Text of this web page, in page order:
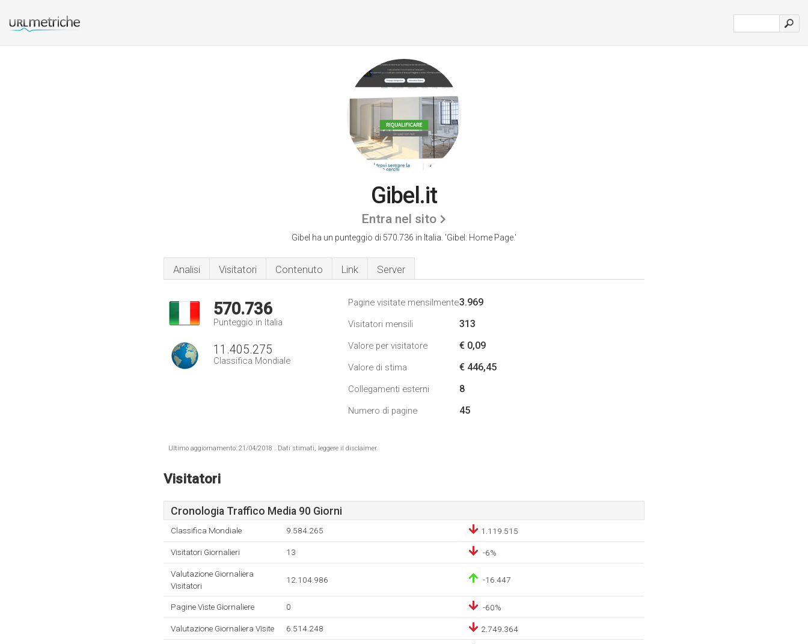
Gibel.it
Entra nel sito
Gibel ha un punteggio di 570.736 in Italia. 'Gibel: Home Page.'
Analisi Visitatori Contenuto Link Server
570.736
Punteggio in Italia
11.405.275
Classifica Mondiale
Pagine visitate mensilmente3.969
Visitatori mensili 313
Valore per visitatore € 0,09
Valore di stima € 446,45
Collegamenti esterni 8
Numero di pagine 45
Ultimo aggiornamento: 21/04/2018 . Dati stimati, leggere il disclaimer.
Visitatori
Cronologia Traffico Media 90 Giorni
Classifica Mondiale 9.584.265 1.119.515
Visitatori Giornalieri 13 -6%
Valutazione Giornaliera
Visitatori
12.104.986 -16.447
Pagine Viste Giornaliere 0 -60%
Valutazione Giornaliera Visite 6.514.248 2.749.364